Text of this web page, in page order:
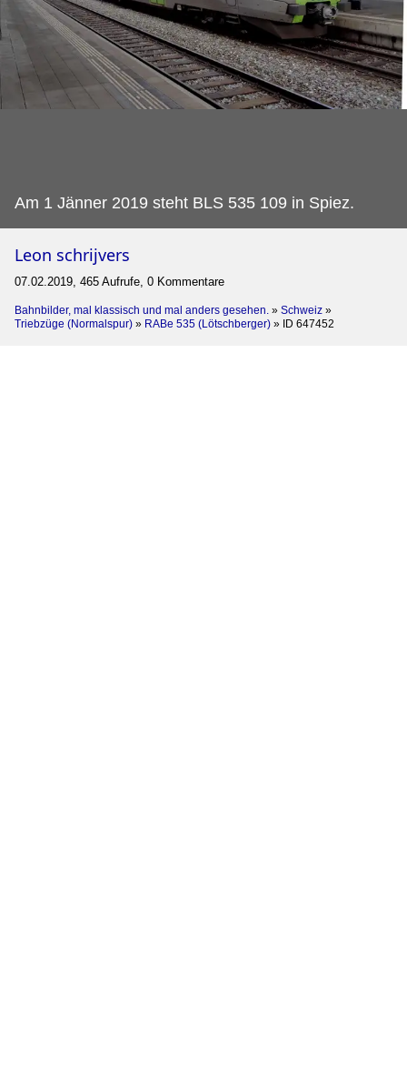
Am 1 Jänner 2019 steht BLS 535 109 in Spiez.
Leon schrijvers
07.02.2019, 465 Aufrufe, 0 Kommentare
Bahnbilder, mal klassisch und mal anders gesehen. » Schweiz »
Triebzüge (Normalspur) » RABe 535 (Lötschberger) » ID 647452